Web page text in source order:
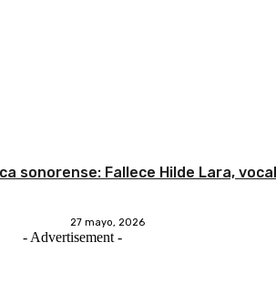
sonorense: Fallece Hilde Lara,
27 mayo, 2026
- Advertisement -